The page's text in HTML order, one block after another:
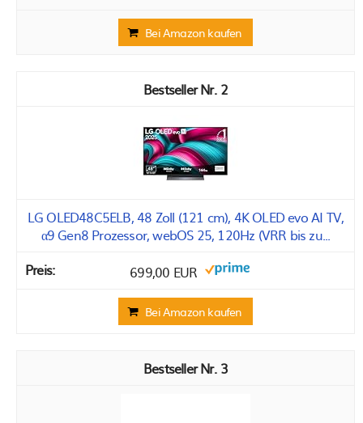
Bei Amazon kaufen
2
LG OLED48C5ELB, 48 Zoll (121 cm), 4K OLED evo AI TV,
α9 Gen8 Prozessor, webOS 25, 120Hz (VRR bis zu...
699,00 EUR
Bei Amazon kaufen
3